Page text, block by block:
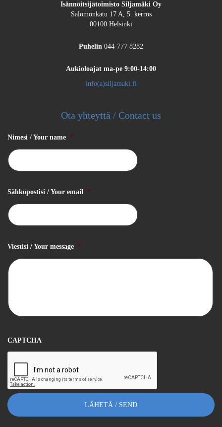
Isännöitsijätoimisto Siljamäki Oy
Salomonkatu 17 A, 5. kerros
00100 Helsinki
Puhelin 044-777 8282
Aukioloajat ma-pe 9:00-14:00
info(a)siljamaki.fi
Ota yhteyttä / Contact us
Nimesi / Your name *
Sähköpostisi / Your email *
Viestisi / Your message *
CAPTCHA